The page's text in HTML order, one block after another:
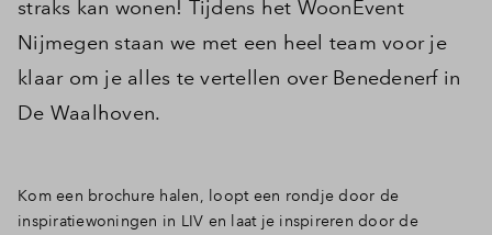
straks kan wonen! Tijdens het WoonEvent
Nijmegen staan we met een heel team voor je
klaar om je alles te vertellen over Benedenerf in
De Waalhoven.
Kom een brochure halen, loopt een rondje door de
inspiratiewoningen in LIV en laat je inspireren door de